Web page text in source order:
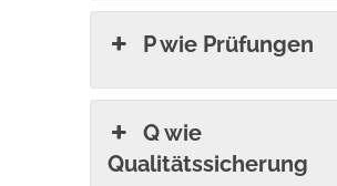
P wie Prüfungen
Q wie
Qualitätssicherung